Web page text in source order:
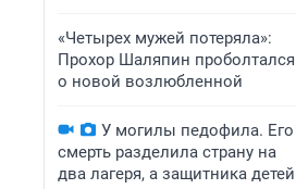
«Четырех мужей потеряла»:
Прохор Шаляпин проболтался
о новой возлюбленной
У могилы педофила. Его
смерть разделила страну на
два лагеря, а защитника детей